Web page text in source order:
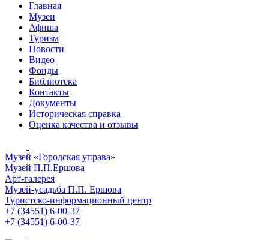
Главная
Музеи
Афиша
Туризм
Новости
Видео
Фонды
Библиотека
Контакты
Документы
Историческая справка
Оценка качества и отзывы
Музей «Городская управа»
Музей П.П.Ершова
Арт-галерея
Музей-усадьба П.П. Ершова
Туристско-информационный центр
+7 (34551) 6-00-37
+7 (34551) 6-00-37